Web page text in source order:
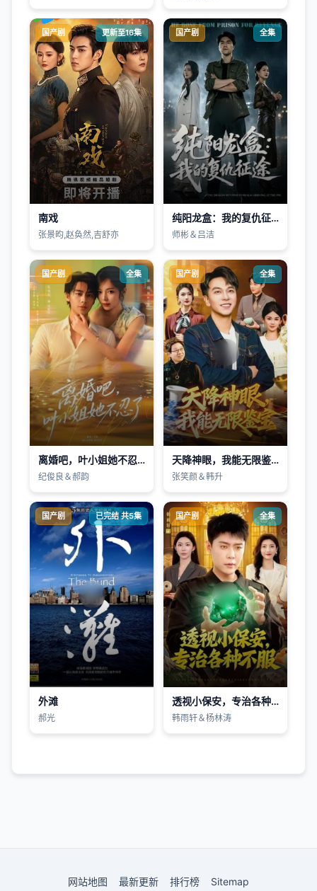
国产剧 更新至16集
南戏
张景昀,赵奂然,吉舒亦
国产剧 全集
纯阳龙盒：我的复仇征途
师彬＆吕洁
国产剧 全集
离婚吧，叶小姐她不忍了
纪俊良＆郝韵
国产剧 全集
天降神眼，我能无限鉴宝
张笑颜＆韩升
国产剧 已完结 共5集
外滩
郝光
国产剧 全集
透视小保安，专治各种不服
韩雨轩＆杨林涛
网站地图 最新更新 排行榜 Sitemap